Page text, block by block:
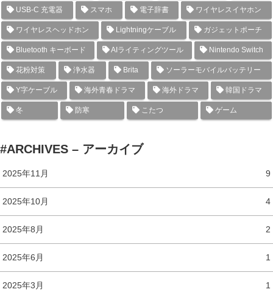
USB-C 充電器 スマホ 電子辞書 ワイヤレスイヤホン
ワイヤレスヘッドホン Lightningケーブル ガジェットポーチ
Bluetooth キーボード AIライティングツール Nintendo Switch
花粉対策 浄水器 Brita ソーラーモバイルバッテリー
Y字ケーブル 海外青春ドラマ 海外ドラマ 韓国ドラマ
冬 防寒 こたつ ゲーム
#ARCHIVES – アーカイブ
2025年11月 9
2025年10月 4
2025年8月 2
2025年6月 1
2025年3月 1